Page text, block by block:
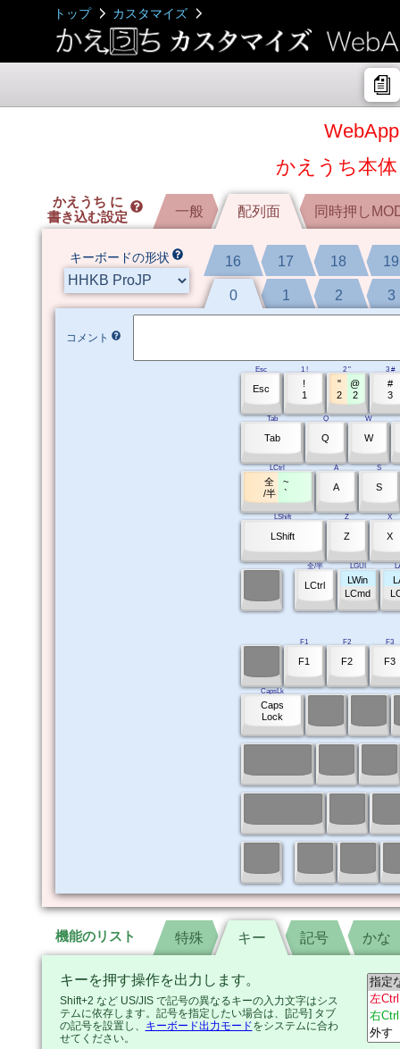
トップ カスタマイズ
かえうち本
かえうち に
書き込む設定
一般 配列面 同時押し
一般 配列面 同時押し
キーボードの形状 16 17 18 19
0 1 2 3
16 17 18 19
0 1 2 3
コメント
Esc
F1 F2 F3
LCtrl
!
1
"
2
@
2
#
3
Tab Q W
Caps
Lock
A S
LShift Z X
全
/半
~
`
LWin
LCmd
Esc
F1 F2 F3
全/半
1 ! 2 " 3 #
Tab Q W
CapsLk
A S
LShift Z X
LCtrl
LGUI
機能のリスト 特殊 キー 記号 かな
特殊 キー 記号 かな
キーを押す操作を出力します。
Shift+2 など US/JIS で記号の異なるキーの入力文字はシス
テムに依存します。記号を指定したい場合は、[記号] タブ
の記号を設置し、
キーボード出力モードをシステムに合わ
せてください。